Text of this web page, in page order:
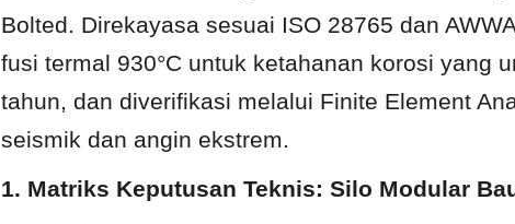
Bolted. Direkayasa sesuai ISO 28765 dan
fusi termal 930°C untuk ketahanan korosi yang
tahun, dan diverifikasi melalui Finite Element
seismik dan angin ekstrem.
1. Matriks Keputusan Teknis: Silo Modular